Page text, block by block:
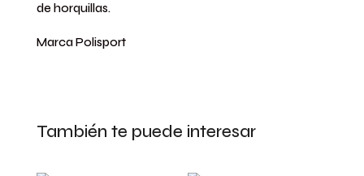
de horquillas.
Marca Polisport
También te puede interesar